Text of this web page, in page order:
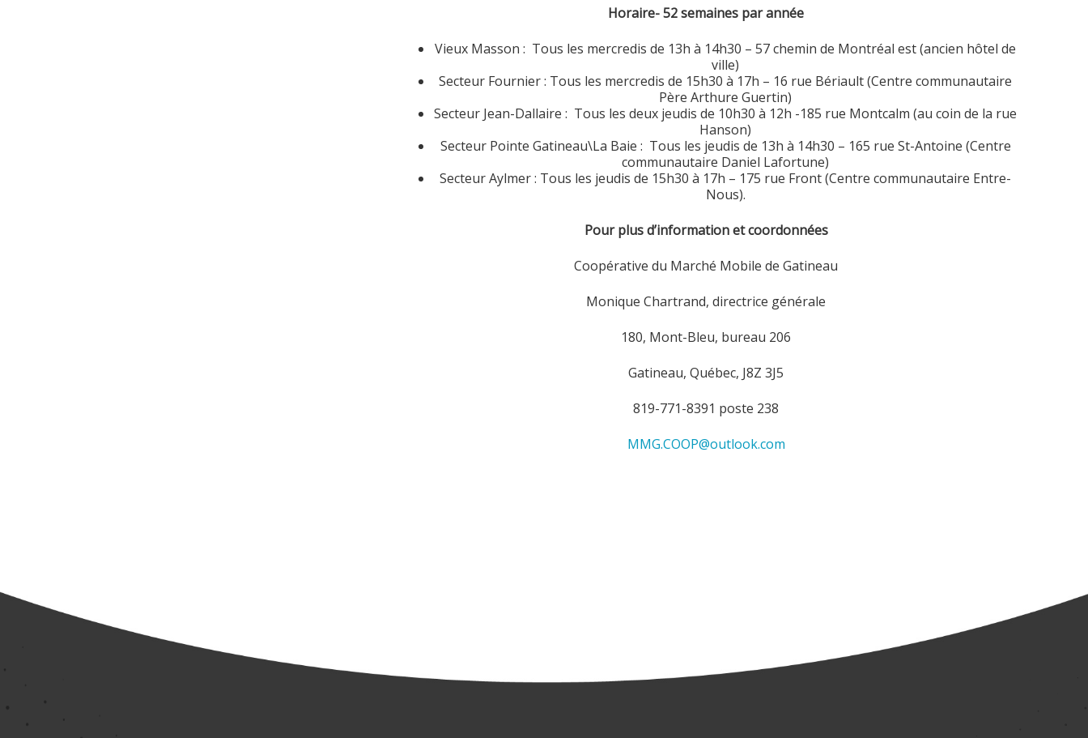
Horaire- 52 semaines par année
Vieux Masson : Tous les mercredis de 13h à 14h30 – 57 chemin de Montréal est (ancien hôtel de
ville)
Secteur Fournier : Tous les mercredis de 15h30 à 17h – 16 rue Bériault (Centre communautaire
Père Arthure Guertin)
Secteur Jean-Dallaire : Tous les deux jeudis de 10h30 à 12h -185 rue Montcalm (au coin de la rue
Hanson)
Secteur Pointe Gatineau\La Baie : Tous les jeudis de 13h à 14h30 – 165 rue St-Antoine (Centre
communautaire Daniel Lafortune)
Secteur Aylmer : Tous les jeudis de 15h30 à 17h – 175 rue Front (Centre communautaire Entre-
Nous).
Pour plus d’information et coordonnées
Coopérative du Marché Mobile de Gatineau
Monique Chartrand, directrice générale
180, Mont-Bleu, bureau 206
Gatineau, Québec, J8Z 3J5
819-771-8391 poste 238
MMG.COOP@outlook.com